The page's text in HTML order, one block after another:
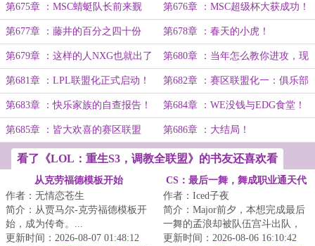
的！
第675章 ：MSC蜻蜓队长前来觐
见！
第676章 ：MSC超级杯大获成功！
第677章 ：藤井的百分之四十份
额！
第678章 ：春天的小虎！
第679章 ：这样的人NXG也就出了
四五个吧。
第680章 ：当年怎么教你进攻，现
在就教你怎么防守！
第681章 ：LPL联盟化正式启动！ 第682章 ：赛区联盟化一：俱乐部
自查！
第683章 ：快乐家族的自查报告！ 第684章 ：WE没钱与EDG食堂！
第685章 ：皆大欢喜的赛区联盟
化！
第686章 ：大结局！
看了《LOL：重生S3，调教全联盟》的书友还喜欢看
从克劳福德模板开始
作者：无情恋苍生
简介：从贾马尔-克劳福德模板开
始，成为传奇。...
更新时间：2026-08-07 01:48:12
CS：最后一舞，舞成职业通天代
作者：Iced子夜
简介：Major前夕，本想完成最后
一舞的孟浪却被队伍宫斗出队，
前途一片迷茫之际忽然觉醒了
更新时间：2026-08-06 16:10:42